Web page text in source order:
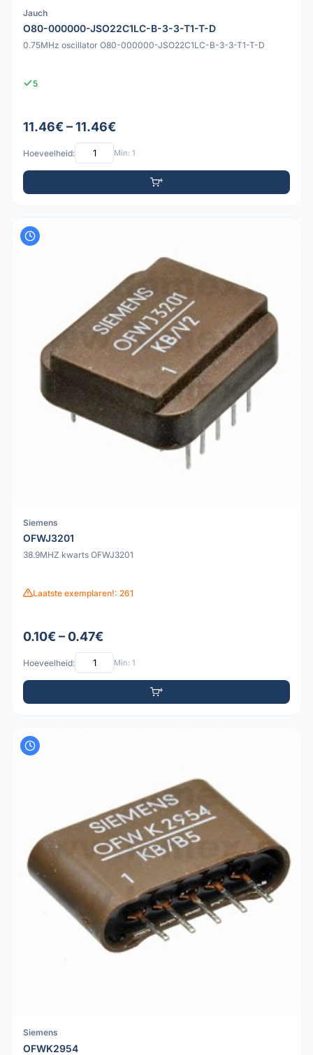
Jauch
O80-000000-JSO22C1LC-B-3-3-T1-T-D
0.75MHz oscillator O80-000000-JSO22C1LC-B-3-3-T1-T-D
5
11.46€ – 11.46€
Hoeveelheid: Min: 1
Siemens
OFWJ3201
38.9MHZ kwarts OFWJ3201
Laatste exemplaren!: 261
0.10€ – 0.47€
Hoeveelheid: Min: 1
Siemens
OFWK2954